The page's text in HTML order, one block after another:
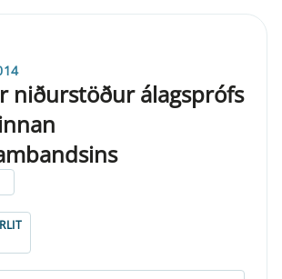
niðurstöður álagsprófs